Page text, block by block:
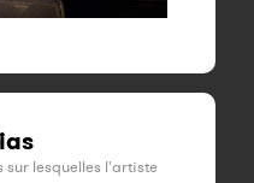
sur lesquelles l'artiste